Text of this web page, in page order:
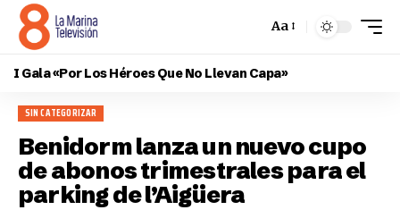
Aa
I Gala «Por Los Héroes Que No Llevan Capa»
SIN CATEGORIZAR
Benidorm lanza un nuevo cupo
de abonos trimestrales para el
parking de l’Aigüera